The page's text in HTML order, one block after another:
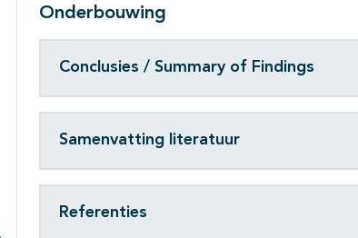
Onderbouwing
Conclusies / Summary of Findings
Samenvatting literatuur
Referenties